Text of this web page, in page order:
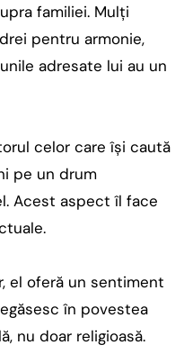
familiei. Mulți
pentru armonie,
adresate lui au un
celor care își caută
pe un drum
Acest aspect îl face
el oferă un sentiment
în povestea
nu doar religioasă.